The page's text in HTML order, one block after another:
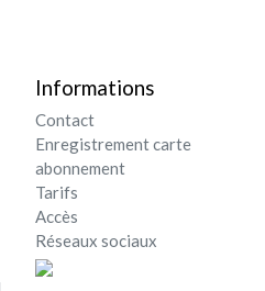
Informations
Contact
Enregistrement carte
abonnement
Tarifs
Accès
Réseaux sociaux